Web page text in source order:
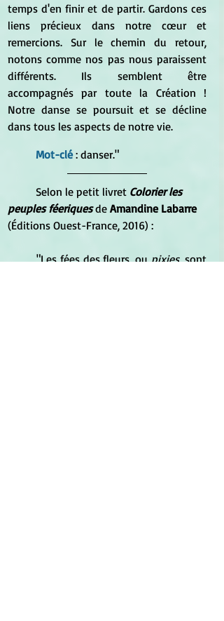
temps d'en finir et de partir. Gardons ces
liens précieux dans notre cœur et
remercions. Sur le chemin du retour,
notons comme nos pas nous paraissent
différents. Ils semblent être
accompagnés par toute la Création !
Notre danse se poursuit et se décline
dans tous les aspects de notre vie.
Mot-clé : danser."
Selon le petit livret Colorier les
peuples féeriques de Amandine Labarre
(Éditions Ouest-France, 2016) :
	"Les fées des fleurs, ou
pixies, sont